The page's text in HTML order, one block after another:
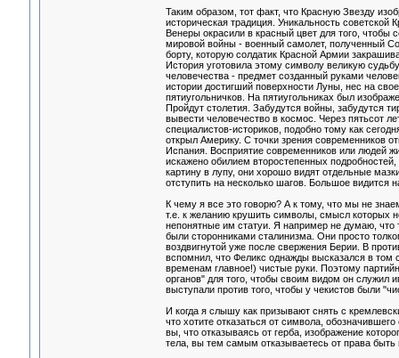
Таким образом, тот факт, что Красную Звезду
историческая традиция. Уникальность
Венеры окрасили в красный цвет для того, чтобы
мировой войны - военный самолет, полученный
борту, которую солдатик Красной Армии
История уготовила этому символу великую
человечества - предмет созданный руками
истории достигший поверхности Луны, нес на
пятиугольничков. На пятиугольниках был
Пройдут столетия. Забудутся войны, забудутся
вывести человечество в космос. Через пятьсот
специалистов-историков, подобно тому как
открыл Америку. С точки зрения современников
Испания. Восприятие современников или людей
искажено обилием второстепенных
картину в лупу, они хорошо видят отдельные
отступить на несколько шагов. Большое видится
К чему я все это говорю? А к тому, что мы не
т.е. к желанию крушить символы, смысл которых
непонятные им статуи. Я например не думаю, что
были сторонниками сталинизма. Они просто
воздвигнутой уже после свержения Берии. В
вспомнил, что Феликс однажды высказался в том
временам главное!) чистые руки. Поэтому
органов" для того, чтобы своим видом он служил
выступали против того, чтобы у чекистов были
И когда я слышу как призывают снять с
что хотите отказаться от символа,
вы, что отказываясь от герба, изображение
тела, вы тем самым отказываетесь от права быть